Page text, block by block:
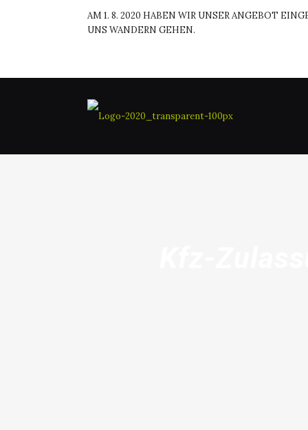
AM 1. 8. 2020 HABEN WIR UNSER ANGEBOT
UNS WANDERN GEHEN.